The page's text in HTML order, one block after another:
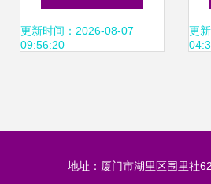
发）
更新时间：2026-08-07
09:56:20
更
地址：厦门市湖里区围里社